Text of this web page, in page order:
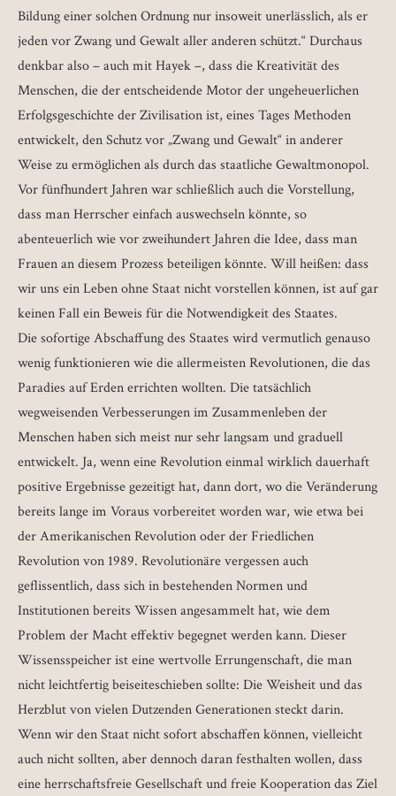
Bildung einer solchen Ordnung nur insoweit unerlässlich, als er
jeden vor Zwang und Gewalt aller anderen schützt.“ Durchaus
denkbar also – auch mit Hayek –, dass die Kreativität des
Menschen, die der entscheidende Motor der ungeheuerlichen
Erfolgsgeschichte der Zivilisation ist, eines Tages Methoden
entwickelt, den Schutz vor „Zwang und Gewalt“ in anderer
Weise zu ermöglichen als durch das staatliche Gewaltmonopol.
Vor fünfhundert Jahren war schließlich auch die Vorstellung,
dass man Herrscher einfach auswechseln könnte, so
abenteuerlich wie vor zweihundert Jahren die Idee, dass man
Frauen an diesem Prozess beteiligen könnte. Will heißen: dass
wir uns ein Leben ohne Staat nicht vorstellen können, ist auf gar
keinen Fall ein Beweis für die Notwendigkeit des Staates.
Die sofortige Abschaffung des Staates wird vermutlich genauso
wenig funktionieren wie die allermeisten Revolutionen, die das
Paradies auf Erden errichten wollten. Die tatsächlich
wegweisenden Verbesserungen im Zusammenleben der
Menschen haben sich meist nur sehr langsam und graduell
entwickelt. Ja, wenn eine Revolution einmal wirklich dauerhaft
positive Ergebnisse gezeitigt hat, dann dort, wo die Veränderung
bereits lange im Voraus vorbereitet worden war, wie etwa bei
der Amerikanischen Revolution oder der Friedlichen
Revolution von 1989. Revolutionäre vergessen auch
geflissentlich, dass sich in bestehenden Normen und
Institutionen bereits Wissen angesammelt hat, wie dem
Problem der Macht effektiv begegnet werden kann. Dieser
Wissensspeicher ist eine wertvolle Errungenschaft, die man
nicht leichtfertig beiseiteschieben sollte: Die Weisheit und das
Herzblut von vielen Dutzenden Generationen steckt darin.
Wenn wir den Staat nicht sofort abschaffen können, vielleicht
auch nicht sollten, aber dennoch daran festhalten wollen, dass
eine herrschaftsfreie Gesellschaft und freie Kooperation das Ziel